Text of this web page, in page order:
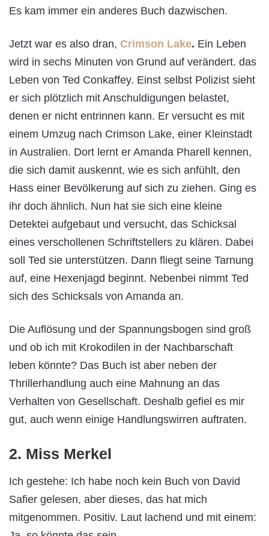
Es kam immer ein anderes Buch dazwischen.
Jetzt war es also dran, Crimson Lake. Ein Leben
wird in sechs Minuten von Grund auf verändert. das
Leben von Ted Conkaffey. Einst selbst Polizist sieht
er sich plötzlich mit Anschuldigungen belastet,
denen er nicht entrinnen kann. Er versucht es mit
einem Umzug nach Crimson Lake, einer Kleinstadt
in Australien. Dort lernt er Amanda Pharell kennen,
die sich damit auskennt, wie es sich anfühlt, den
Hass einer Bevölkerung auf sich zu ziehen. Ging es
ihr doch ähnlich. Nun hat sie sich eine kleine
Detektei aufgebaut und versucht, das Schicksal
eines verschollenen Schriftstellers zu klären. Dabei
soll Ted sie unterstützen. Dann fliegt seine Tarnung
auf, eine Hexenjagd beginnt. Nebenbei nimmt Ted
sich des Schicksals von Amanda an.
Die Auflösung und der Spannungsbogen sind groß
und ob ich mit Krokodilen in der Nachbarschaft
leben könnte? Das Buch ist aber neben der
Thrillerhandlung auch eine Mahnung an das
Verhalten von Gesellschaft. Deshalb gefiel es mir
gut, auch wenn einige Handlungswirren auftraten.
2. Miss Merkel
Ich gestehe: Ich habe noch kein Buch von David
Safier gelesen, aber dieses, das hat mich
mitgenommen. Positiv. Laut lachend und mit einem: